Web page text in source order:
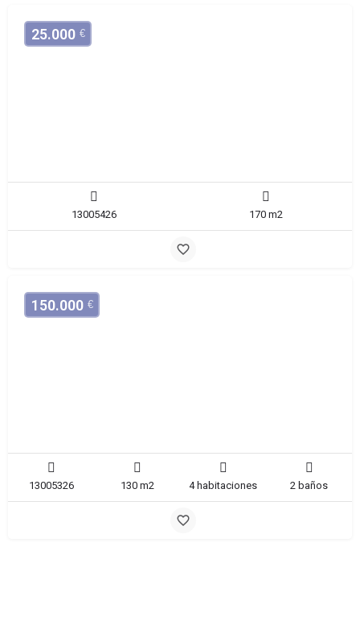
25.000 €
13005426 170 m2
150.000 €
13005326 130 m2 4 habitaciones 2 baños